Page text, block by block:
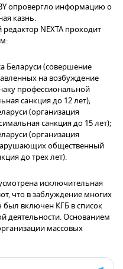
опровергло информацию о
казнь.
NEXTA проходит
Беларуси (совершение
на возбуждение
профессиональной
санкция до 12 лет);
(организация
санкция до 15 лет);
(организация
общественный
до трех лет).
исключительная
что в заблуждение многих
был включен КГБ в список
деятельности. Основанием
массовых